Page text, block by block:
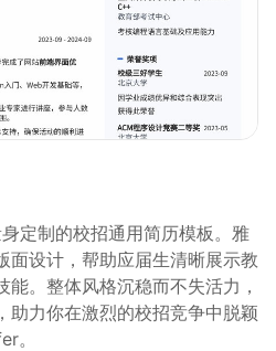
定制的校招通用简历模板。雅
面设计，帮助应届生清晰展示教
。整体风格沉稳而不失活力，
助力你在激烈的校招竞争中脱颖
。